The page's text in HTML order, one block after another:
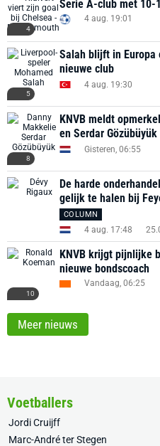
4
Serie A-club met 10-1
4 aug. 19:01
5
Salah blijft in
nieuwe club
4 aug. 19:30
8
KNVB meldt
en Serdar Gözübüyük
Gisteren, 06:55
De harde
gelijk te halen bij
COLUMN
4 aug. 17:48
10
KNVB krijgt pijnlijke
nieuwe bondscoach
Vandaag, 06:25
Meer nieuws
Voetballers
Jordi Cruijff
Marc-André ter Stegen